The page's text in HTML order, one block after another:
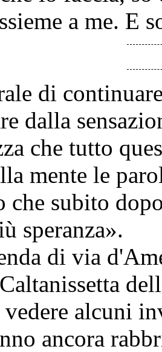
a me. E
di
dalla
che tutto
mente le
che subito
speranza».
di via
alcuni
ancora